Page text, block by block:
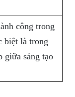
công trong
biệt là trong
giữa sáng tạo